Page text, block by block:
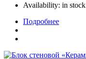
Availability: in stock
Подробнее